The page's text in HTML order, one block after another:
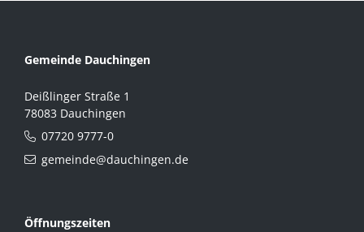
Gemeinde Dauchingen
Deißlinger Straße 1
78083 Dauchingen
07720 9777-0
gemeinde@dauchingen.de
Öffnungszeiten